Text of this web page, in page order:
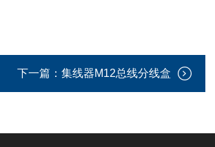
下一篇： 集线器M12总线分线盒